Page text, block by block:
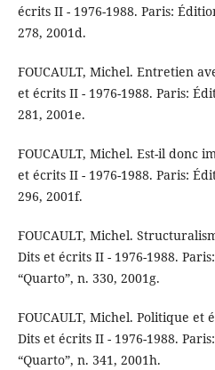
écrits II - 1976-1988. Paris:
278, 2001d.
FOUCAULT, Michel. Entretien
et écrits II - 1976-1988. Paris:
281, 2001e.
FOUCAULT, Michel. Est-il donc
et écrits II - 1976-1988. Paris:
296, 2001f.
FOUCAULT, Michel.
Dits et écrits II - 1976-1988.
“Quarto”, n. 330, 2001g.
FOUCAULT, Michel. Politique
Dits et écrits II - 1976-1988.
“Quarto”, n. 341, 2001h.